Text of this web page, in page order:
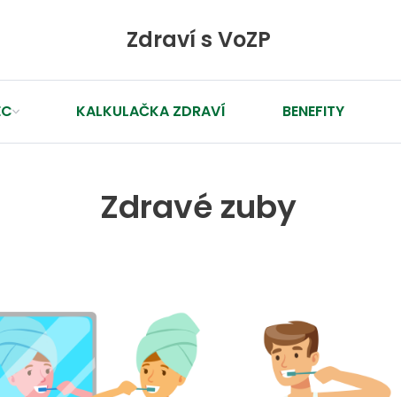
Zdraví s VoZP
KALKULAČKA ZDRAVÍ BENEFITY
Zdravé zuby